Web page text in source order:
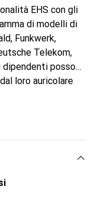
EHS con gli
di modelli di
Funkwerk,
Telekom,
possono
loro auricolare